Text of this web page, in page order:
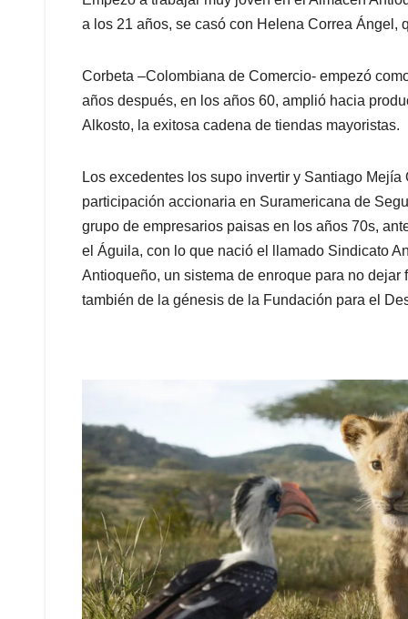
a los 21 años, se casó con Helena Correa Ángel,
Corbeta –Colombiana de Comercio- empezó
años después, en los años 60, amplió hacia
Alkosto, la exitosa cadena de tiendas mayoristas.
Los excedentes los supo invertir y Santiago
participación accionaria en Suramericana de
grupo de empresarios paisas en los años 70s,
el Águila, con lo que nació el llamado Sindicato
Antioqueño, un sistema de enroque para no
también de la génesis de la Fundación para el